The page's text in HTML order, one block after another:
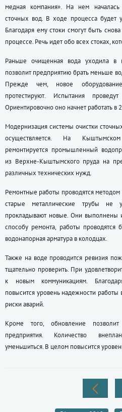
медная компания». На нем
сточных вод. В ходе процесса будет
Благодаря ему стоки смогут быть
процессе. Речь идет обо всех стоках,
Раньше очищенная вода уходила в
позволит предприятию брать меньше
Прежде чем, новое
протестируют. Испытания
Ориентировочно оно начнет работать в
Модернизация системы очистки
осуществляется. На
ремонтируется промышленный
из Верхне-Кыштымского пруда на
различных технических нужд.
Ремонтные работы проводятся методом
старые металлические трубы не
прокладывают новые. Они выполнены
способу ремонта, работы проводятся
водонапорная арматура в колодцах.
Также на воде проводится ревизия
тщательно проверить. При
к новым коммуникациям.
повысится уровень надежности работы
риски аварий.
Кроме того, обновление позволит
предприятия. Количество
уменьшиться. В целом повысится